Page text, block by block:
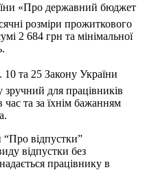
«Про державний бюджет
розміри прожиткового
2 684 грн та мінімальної
10 та 25 Закону України
зручний для працівників
та за їхнім бажанням
відпустки”
відпустки без
працівнику в